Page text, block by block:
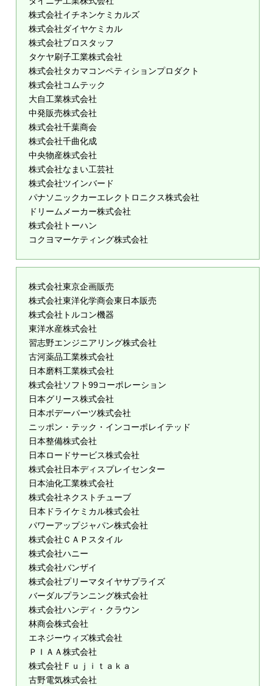
株式会社イチネンケミカルズ
株式会社ダイヤケミカル
株式会社プロスタッフ
タケヤ刷子工業株式会社
株式会社タカマコンペティションプロダクト
株式会社コムテック
大自工業株式会社
中発販売株式会社
株式会社千葉商会
株式会社千曲化成
中央物産株式会社
株式会社なまい工芸社
株式会社ツインバード
パナソニックカーエレクトロニクス株式会社
ドリームメーカー株式会社
株式会社トーハン
コクヨマーケティング株式会社
株式会社東京企画販売
株式会社東洋化学商会東日本販売
株式会社トルコン機器
東洋水産株式会社
習志野エンジニアリング株式会社
古河薬品工業株式会社
日本磨料工業株式会社
株式会社ソフト99コーポレーション
日本グリース株式会社
日本ボデーパーツ株式会社
ニッポン・テック・インコーポレイテッド
日本整備株式会社
日本ロードサービス株式会社
株式会社日本ディスプレイセンター
日本油化工業株式会社
株式会社ネクストチューブ
日本ドライケミカル株式会社
パワーアップジャパン株式会社
株式会社ＣＡＰスタイル
株式会社ハニー
株式会社バンザイ
株式会社プリーマタイヤサプライズ
バーダルプランニング株式会社
株式会社ハンディ・クラウン
林商会株式会社
エネジーウィズ株式会社
ＰＩＡＡ株式会社
株式会社Ｆｕｊｉｔａｋａ
古野電気株式会社